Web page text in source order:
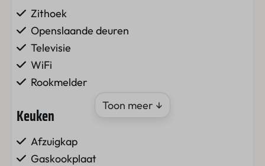
Zithoek
Openslaande deuren
Televisie
WiFi
Rookmelder
Keuken
Afzuigkap
Gaskookplaat
Toon meer ↓